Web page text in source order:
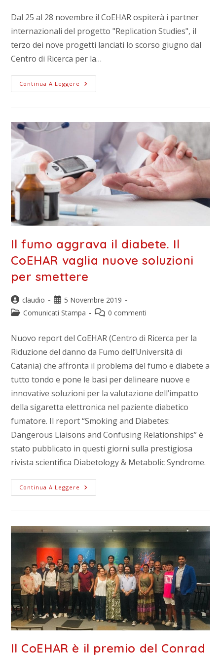
Dal 25 al 28 novembre il CoEHAR ospiterà i partner
internazionali del progetto "Replication Studies", il
terzo dei nove progetti lanciati lo scorso giugno dal
Centro di Ricerca per la…
Continua A Leggere
Il fumo aggrava il diabete. Il
CoEHAR vaglia nuove soluzioni
per smettere
claudio
5 Novembre 2019
Comunicati Stampa
0 commenti
Nuovo report del CoEHAR (Centro di Ricerca per la
Riduzione del danno da Fumo dell’Università di
Catania) che affronta il problema del fumo e diabete a
tutto tondo e pone le basi per delineare nuove e
innovative soluzioni per la valutazione dell’impatto
della sigaretta elettronica nel paziente diabetico
fumatore. Il report “Smoking and Diabetes:
Dangerous Liaisons and Confusing Relationships” è
stato pubblicato in questi giorni sulla prestigiosa
rivista scientifica Diabetology & Metabolic Syndrome.
Continua A Leggere
Il CoEHAR è il premio del Conrad